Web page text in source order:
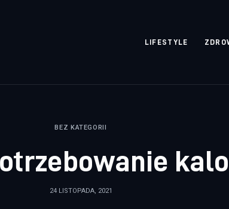
LIFESTYLE
BEZ KATEGORII
24 LISTOPADA, 2021